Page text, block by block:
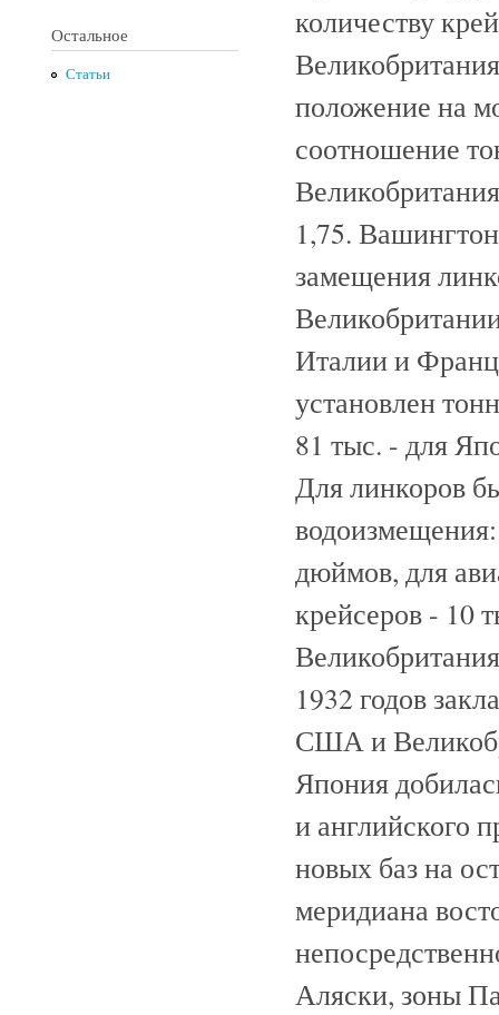
Остальное
Статьи
количеству
положение на
соотношение
1,75.
замещения
Италии и
установлен
81 тыс. - для
Для линкоров
дюймов, для
крейсеров - 10
1932 годов
США и
Япония
и английского
новых баз на
меридиана
Аляски, зоны